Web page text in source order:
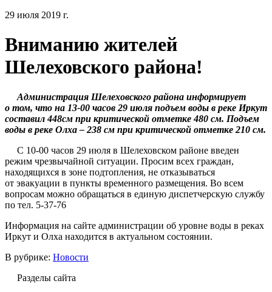
29 июля 2019 г.
Вниманию жителей
Шелеховского района!
Администрация Шелеховского района информирует
о том, что на 13-00 часов 29 июля подъем воды в реке Иркут
составил 448см при критической отметке 480 см. Подъем
воды в реке Олха – 238 см при критической отметке 210 см.
С 10-00 часов 29 июля в Шелеховском районе введен
режим чрезвычайной ситуации. Просим всех граждан,
находящихся в зоне подтопления, не отказываться
от эвакуации в пункты временного размещения. Во всем
вопросам можно обращаться в единую диспетчерскую службу
по тел. 5-37-76
Информация на сайте администрации об уровне воды в реках
Иркут и Олха находится в актуальном состоянии.
В рубрике: Новости
Разделы сайта